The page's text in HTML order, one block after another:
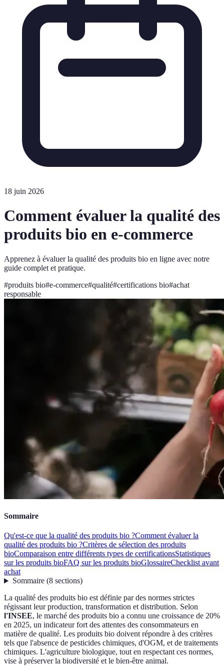
18 juin 2026
Comment évaluer la qualité des
produits bio en e-commerce
Apprenez à évaluer la qualité des produits bio en ligne avec notre
guide complet et pratique.
#produits bio#e-commerce#qualité#certifications bio#achat
responsable
Sommaire
Qu'est-ce que la qualité des produits bio ?Comment évaluer la
qualité des produits bio ?Critères de sélection des produits
bioComparaison entre différents types de certificationsStatistiques
sur les produits bioFAQ sur les produits bioGlossaireChecklist avant
achat
Sommaire(8 sections)
La qualité des produits bio est définie par des normes strictes
régissant leur production, transformation et distribution. Selon
l'INSEE, le marché des produits bio a connu une croissance de 20%
en 2025, un indicateur fort des attentes des consommateurs en
matière de qualité. Les produits bio doivent répondre à des critères
tels que l'absence de pesticides chimiques, d'OGM, et de traitements
chimiques. L'agriculture biologique, tout en respectant ces normes,
vise à préserver la biodiversité et le bien-être animal.